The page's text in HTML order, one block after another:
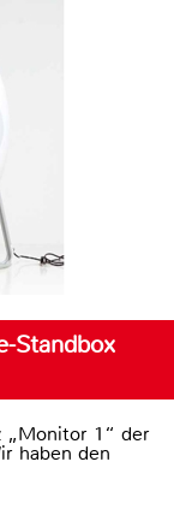
Standbox
„Monitor 1“ der
haben den